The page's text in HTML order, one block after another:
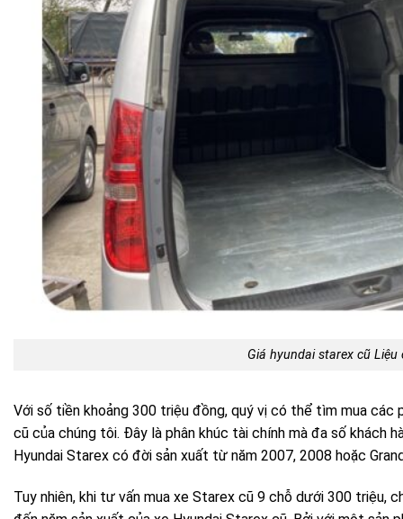
Giá hyundai starex cũ Liệu
Với số tiền khoảng 300 triệu đồng, quý vị có thể tìm mua
cũ của chúng tôi. Đây là phân khúc tài chính mà đa số khách
Hyundai Starex có đời sản xuất từ năm 2007, 2008 hoặc
Tuy nhiên, khi tư vấn mua xe Starex cũ 9 chỗ dưới 300 triệu,